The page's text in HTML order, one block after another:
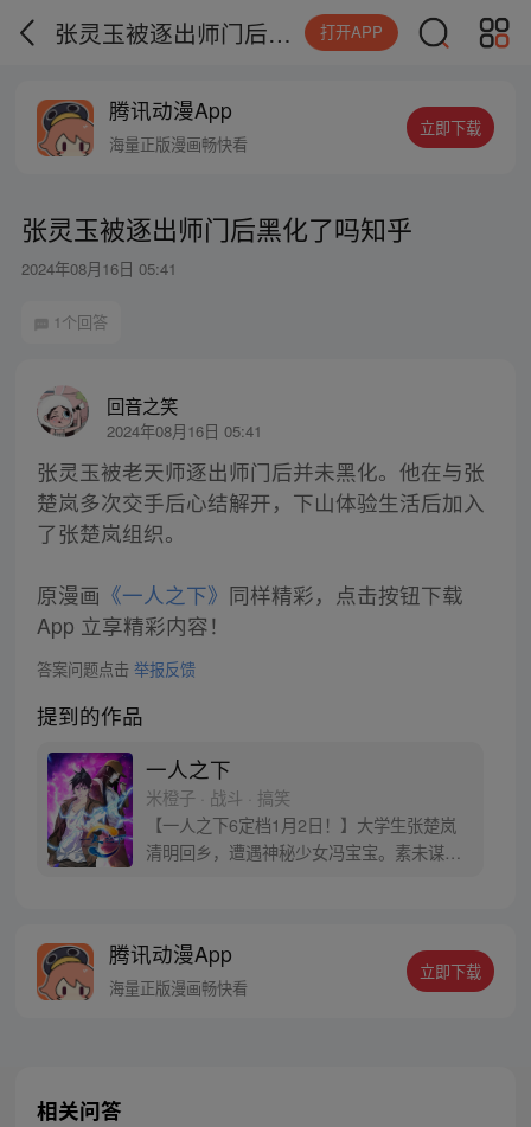
张灵玉被逐出师门后黑化了吗知乎 打开APP
腾讯动漫App
海量正版漫画畅快看
立即下载
张灵玉被逐出师门后黑化了吗知乎
2024年08月16日 05:41
1个回答
回音之笑
2024年08月16日 05:41
张灵玉被老天师逐出师门后并未黑化。他在与张
楚岚多次交手后心结解开，下山体验生活后加入
了张楚岚组织。
原漫画 《一人之下》 同样精彩，点击按钮下载
App 立享精彩内容！
答案问题点击 举报反馈
提到的作品
一人之下
米橙子 · 战斗 · 搞笑
【一人之下6定档1月2日！】大学生张楚岚
清明回乡，遭遇神秘少女冯宝宝。素未谋面
密，张楚岚的生活被彻底颠覆，与冯宝宝一
同踏上“异人”之旅。
腾讯动漫App
海量正版漫画畅快看
立即下载
相关问答